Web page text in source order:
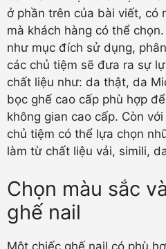
ở phần trên của bài viết, có
mà khách hàng có thể
như mục đích sử dụng,
các chủ tiệm sẽ đưa ra sự
chất liệu như: da thật, da
bọc ghế cao cấp phù hợp
không gian cao cấp. Còn
chủ tiệm có thể lựa chọn
làm từ chất liệu vải, simili,
Chọn màu sắc
ghế nail